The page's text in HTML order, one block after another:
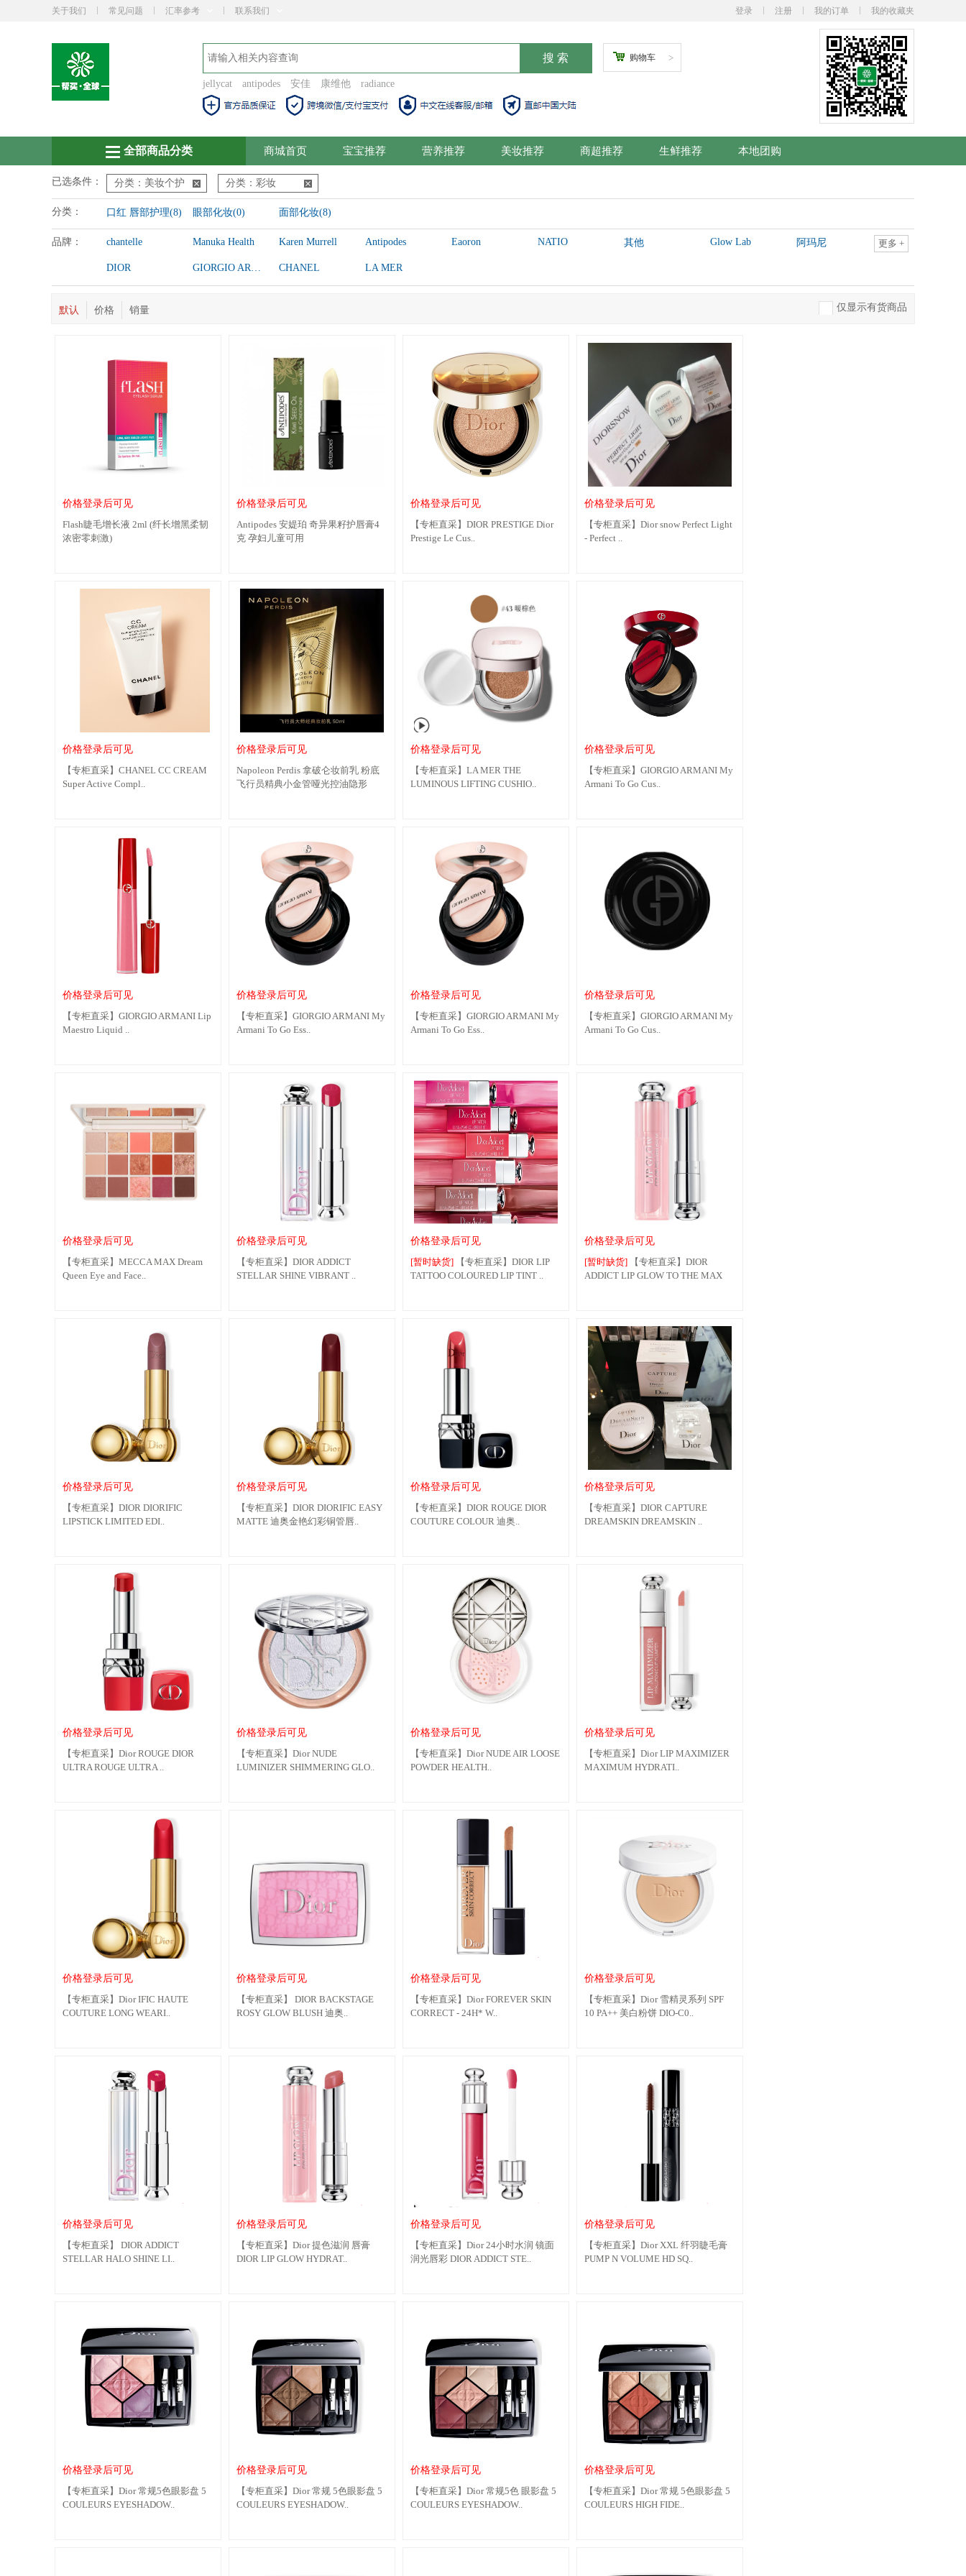
关于我们 常见问题 汇率参考 联系我们 登录 注册 我的订单 我的收藏夹
jellycat antipodes 安佳 康维他 radiance
>
购物车
全部商品分类 商城首页 宝宝推荐 营养推荐 美妆推荐 商超推荐 生鲜推荐 本地团购
已选条件： 分类：美妆个护 分类：彩妆
分类： 口红 唇部护理(8) 眼部化妆(0) 面部化妆(8)
品牌： chantelle Manuka Health Karen Murrell Antipodes Eaoron NATIO 其他 Glow Lab 阿玛尼
DIOR GIORGIO ARMANI CHANEL LA MER
更多 +
默认 价格 销量 仅显示有货商品
价格登录后可见
Flash睫毛增长液 2ml (纤长增黑柔韧
浓密零刺激)
价格登录后可见
Antipodes 安媞珀 奇异果籽护唇膏4
克 孕妇儿童可用
价格登录后可见
【专柜直采】DIOR PRESTIGE Dior
Prestige Le Cus..
价格登录后可见
【专柜直采】Dior snow Perfect Light
- Perfect ..
价格登录后可见
【专柜直采】CHANEL CC CREAM
Super Active Compl..
价格登录后可见
Napoleon Perdis 拿破仑妆前乳 粉底
飞行员精典小金管哑光控油隐形
价格登录后可见
【专柜直采】LA MER THE
LUMINOUS LIFTING CUSHIO..
价格登录后可见
【专柜直采】GIORGIO ARMANI My
Armani To Go Cus..
价格登录后可见
【专柜直采】GIORGIO ARMANI Lip
Maestro Liquid ..
价格登录后可见
【专柜直采】GIORGIO ARMANI My
Armani To Go Ess..
价格登录后可见
【专柜直采】GIORGIO ARMANI My
Armani To Go Ess..
价格登录后可见
【专柜直采】GIORGIO ARMANI My
Armani To Go Cus..
价格登录后可见
【专柜直采】MECCA MAX Dream
Queen Eye and Face..
价格登录后可见
【专柜直采】DIOR ADDICT
STELLAR SHINE VIBRANT ..
价格登录后可见
[暂时缺货] 【专柜直采】DIOR LIP
TATTOO COLOURED LIP TINT ..
价格登录后可见
[暂时缺货] 【专柜直采】DIOR
ADDICT LIP GLOW TO THE MAX
价格登录后可见
【专柜直采】DIOR DIORIFIC
LIPSTICK LIMITED EDI..
价格登录后可见
【专柜直采】DIOR DIORIFIC EASY
MATTE 迪奥金艳幻彩铜管唇..
价格登录后可见
【专柜直采】DIOR ROUGE DIOR
COUTURE COLOUR 迪奥..
价格登录后可见
【专柜直采】DIOR CAPTURE
DREAMSKIN DREAMSKIN ..
价格登录后可见
【专柜直采】Dior ROUGE DIOR
ULTRA ROUGE ULTRA ..
价格登录后可见
【专柜直采】Dior NUDE
LUMINIZER SHIMMERING GLO..
价格登录后可见
【专柜直采】Dior NUDE AIR LOOSE
POWDER HEALTH..
价格登录后可见
【专柜直采】Dior LIP MAXIMIZER
MAXIMUM HYDRATI..
价格登录后可见
【专柜直采】Dior IFIC HAUTE
COUTURE LONG WEARI..
价格登录后可见
【专柜直采】 DIOR BACKSTAGE
ROSY GLOW BLUSH 迪奥..
价格登录后可见
【专柜直采】Dior FOREVER SKIN
CORRECT - 24H* W..
价格登录后可见
【专柜直采】Dior 雪精灵系列 SPF
10 PA++ 美白粉饼 DIO-C0..
价格登录后可见
【专柜直采】 DIOR ADDICT
STELLAR HALO SHINE LI..
价格登录后可见
【专柜直采】Dior 提色滋润 唇膏
DIOR LIP GLOW HYDRAT..
价格登录后可见
【专柜直采】Dior 24小时水润 镜面
润光唇彩 DIOR ADDICT STE..
价格登录后可见
【专柜直采】Dior XXL 纤羽睫毛膏
PUMP N VOLUME HD SQ..
价格登录后可见
【专柜直采】Dior 常规5色眼影盘 5
COULEURS EYESHADOW..
价格登录后可见
【专柜直采】Dior 常规 5色眼影盘 5
COULEURS EYESHADOW..
价格登录后可见
【专柜直采】Dior 常规5色 眼影盘 5
COULEURS EYESHADOW..
价格登录后可见
【专柜直采】Dior 常规 5色眼影盘 5
COULEURS HIGH FIDE..